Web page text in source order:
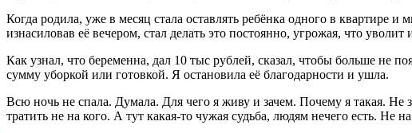
Когда родила, уже в месяц стала оставлять ребёнка одного в квартире
изнасиловав её вечером, стал делать это постоянно, угрожая, что
Как узнал, что беременна, дал 10 тыс рублей, сказал, чтобы больше не
сумму уборкой или готовкой. Я остановила её благодарности и ушла.
Всю ночь не спала. Думала. Для чего я живу и зачем. Почему я такая.
тратить не на кого. А тут какая-то чужая судьба, людям нечего есть.